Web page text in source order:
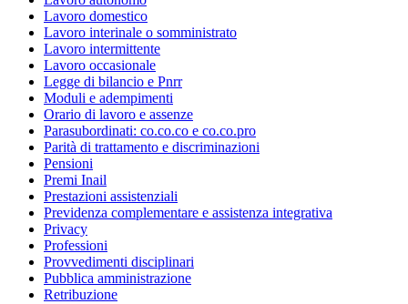
Lavoro domestico
Lavoro interinale o somministrato
Lavoro intermittente
Lavoro occasionale
Legge di bilancio e Pnrr
Moduli e adempimenti
Orario di lavoro e assenze
Parasubordinati: co.co.co e co.co.pro
Parità di trattamento e discriminazioni
Pensioni
Premi Inail
Prestazioni assistenziali
Previdenza complementare e assistenza integrativa
Privacy
Professioni
Provvedimenti disciplinari
Pubblica amministrazione
Retribuzione